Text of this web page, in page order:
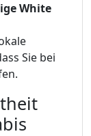
White
Sie bei